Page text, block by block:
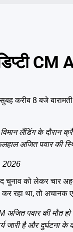
करीब 8 बजे
विमान लैंडिंग के
अजित पवार की
2026
चुनाव को लेकर चार
कर रहा था, तो
अजित पवार की
जारी है और दुर्घटना